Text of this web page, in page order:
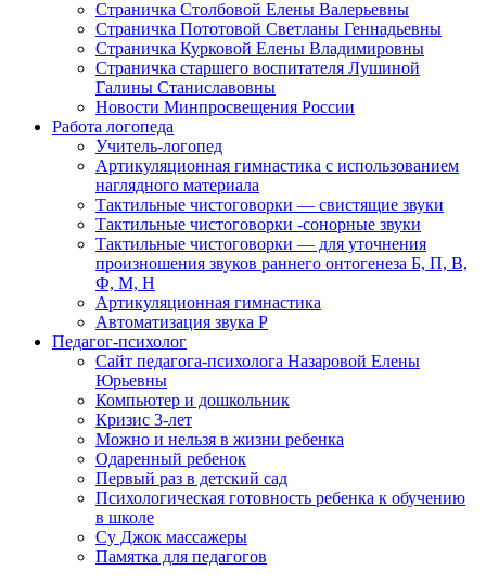
Страничка Столбовой Елены Валерьевны
Страничка Пототовой Светланы Геннадьевны
Страничка Курковой Елены Владимировны
Страничка старшего воспитателя Лушиной
Галины Станиславовны
Новости Минпросвещения России
Работа логопеда
Учитель-логопед
Артикуляционная гимнастика с использованием
наглядного материала
Тактильные чистоговорки — свистящие звуки
Тактильные чистоговорки -сонорные звуки
Тактильные чистоговорки — для уточнения
произношения звуков раннего онтогенеза Б, П, В,
Ф, М, Н
Артикуляционная гимнастика
Автоматизация звука Р
Педагог-психолог
Сайт педагога-психолога Назаровой Елены
Юрьевны
Компьютер и дошкольник
Кризис 3-лет
Можно и нельзя в жизни ребенка
Одаренный ребенок
Первый раз в детский сад
Психологическая готовность ребенка к обучению
в школе
Су Джок массажеры
Памятка для педагогов